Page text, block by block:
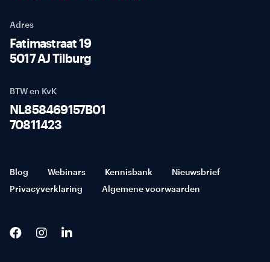
Adres
Fatimastraat 19
5017 AJ Tilburg
BTW en KvK
NL858469157B01
70811423
Blog Webinars Kennisbank
Nieuwsbrief
Privacyverklaring
Algemene voorwaarden